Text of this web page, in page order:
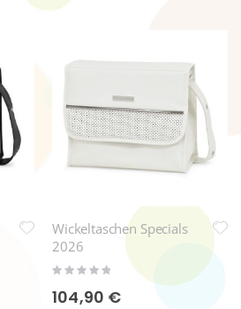
Wickeltaschen Specials
2026
Rating:
104,90 €